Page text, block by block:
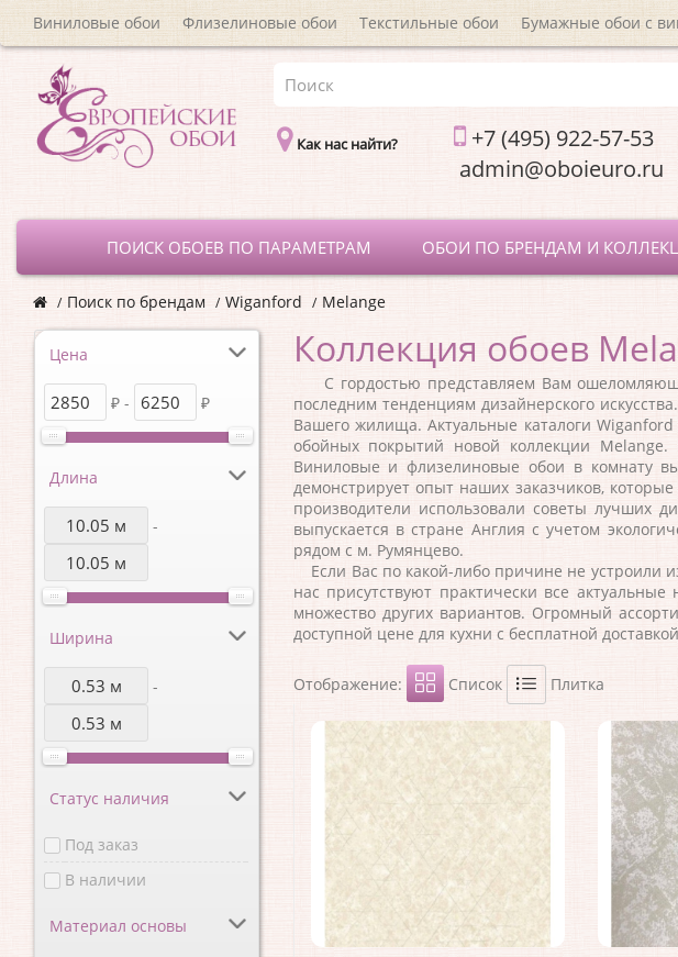
Виниловые обои Флизелиновые обои Текстильные обои Бумажные обои с
Как нас найти?
+7 (495) 922-57-53
ПОИСК ОБОЕВ ПО ПАРАМЕТРАМ ОБОИ ПО БРЕНДАМ И
Поиск по брендам Wiganford Melange
Цена
₽ - ₽
Длина
-
Ширина
-
Статус наличия
Под заказ
В наличии
Материал основы
Коллекция обоев
С гордостью представляем Вам
последним тенденциям дизайнерского
Вашего жилища. Актуальные каталоги
обойных покрытий новой коллекции
Виниловые и флизелиновые обои в комнату
демонстрирует опыт наших заказчиков,
производители использовали советы лучших
выпускается в стране Англия с учетом
рядом с м. Румянцево.
Если Вас по какой-либо причине не устроили
нас присутствуют практически все
множество других вариантов. Огромный
доступной цене для кухни с бесплатной
Отображение: Список Плитка